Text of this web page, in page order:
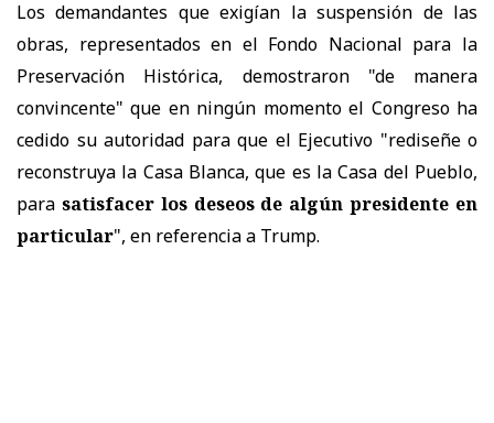
Los demandantes que exigían la suspensión de las
obras, representados en el Fondo Nacional para la
Preservación Histórica, demostraron "de manera
convincente" que en ningún momento el Congreso ha
cedido su autoridad para que el Ejecutivo "rediseñe o
reconstruya la Casa Blanca, que es la Casa del Pueblo,
para satisfacer los deseos de algún presidente en
particular", en referencia a Trump.